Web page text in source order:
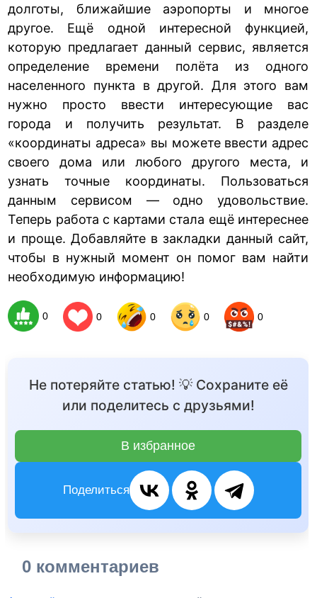
долготы, ближайшие аэропорты и многое
другое. Ещё одной интересной функцией,
которую предлагает данный сервис, является
определение времени полёта из одного
населенного пункта в другой. Для этого вам
нужно просто ввести интересующие вас
города и получить результат. В разделе
«координаты адреса» вы можете ввести адрес
своего дома или любого другого места, и
узнать точные координаты. Пользоваться
данным сервисом — одно удовольствие.
Теперь работа с картами стала ещё интереснее
и проще. Добавляйте в закладки данный сайт,
чтобы в нужный момент он помог вам найти
необходимую информацию!
0 0 0 0 0
Не потеряйте статью! 💡 Сохраните её
или поделитесь с друзьями!
В избранное
Поделиться
0 комментариев